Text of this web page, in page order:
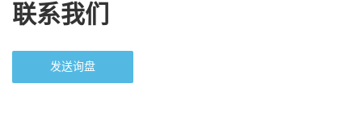
联系我们
发送询盘